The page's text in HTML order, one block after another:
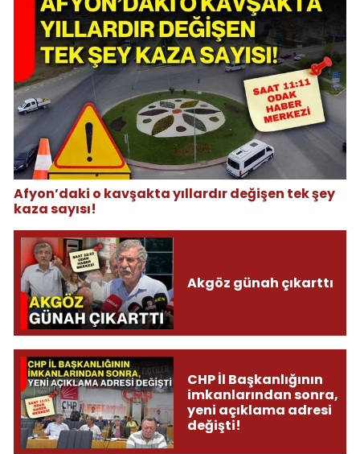
Afyon’daki o kavşakta yıllardır değişen tek şey
kaza sayısı!
Akgöz günah çıkarttı
CHP İl Başkanlığının
imkanlarından sonra,
yeni açıklama adresi
değişti!